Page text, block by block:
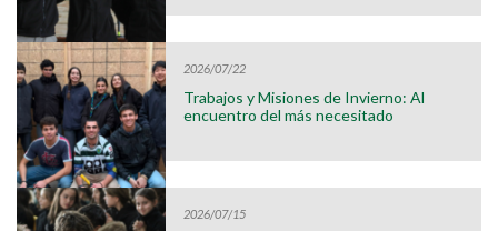
2026/07/22
Trabajos y Misiones de Invierno: Al
encuentro del más necesitado
2026/07/15